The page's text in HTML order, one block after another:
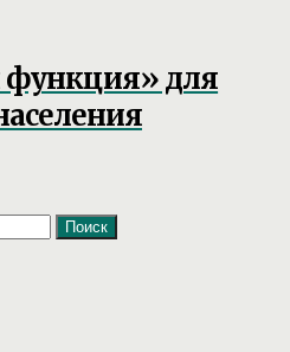
функция» для